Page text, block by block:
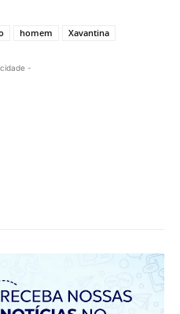
homem Xavantina
-